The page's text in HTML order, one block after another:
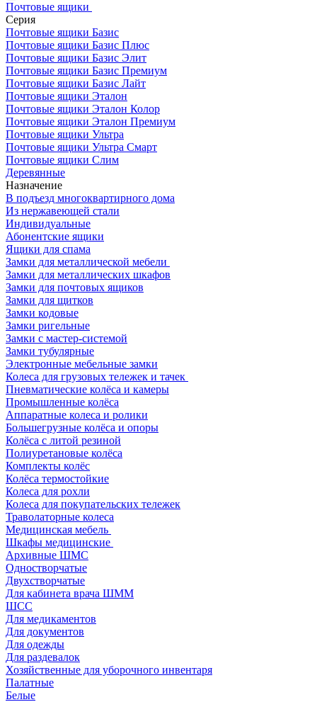
Почтовые ящики
Серия
Почтовые ящики Базис
Почтовые ящики Базис Плюс
Почтовые ящики Базис Элит
Почтовые ящики Базис Премиум
Почтовые ящики Базис Лайт
Почтовые ящики Эталон
Почтовые ящики Эталон Колор
Почтовые ящики Эталон Премиум
Почтовые ящики Ультра
Почтовые ящики Ультра Смарт
Почтовые ящики Слим
Деревянные
Назначение
В подъезд многоквартирного дома
Из нержавеющей стали
Индивидуальные
Абонентские ящики
Ящики для спама
Замки для металлической мебели
Замки для металлических шкафов
Замки для почтовых ящиков
Замки для щитков
Замки кодовые
Замки ригельные
Замки с мастер-системой
Замки тубулярные
Электронные мебельные замки
Колеса для грузовых тележек и тачек
Пневматические колёса и камеры
Промышленные колёса
Аппаратные колеса и ролики
Большегрузные колёса и опоры
Колёса с литой резиной
Полиуретановые колёса
Комплекты колёс
Колёса термостойкие
Колеса для рохли
Колеса для покупательских тележек
Траволаторные колеса
Медицинская мебель
Шкафы медицинские
Архивные ШМС
Одностворчатые
Двухстворчатые
Для кабинета врача ШММ
ШСС
Для медикаментов
Для документов
Для одежды
Для раздевалок
Хозяйственные для уборочного инвентаря
Палатные
Белые